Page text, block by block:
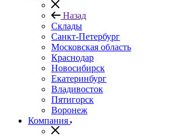
Назад
Склады
Санкт-Петербург
Московская область
Краснодар
Новосибирск
Екатеринбург
Владивосток
Пятигорск
Воронеж
Компания